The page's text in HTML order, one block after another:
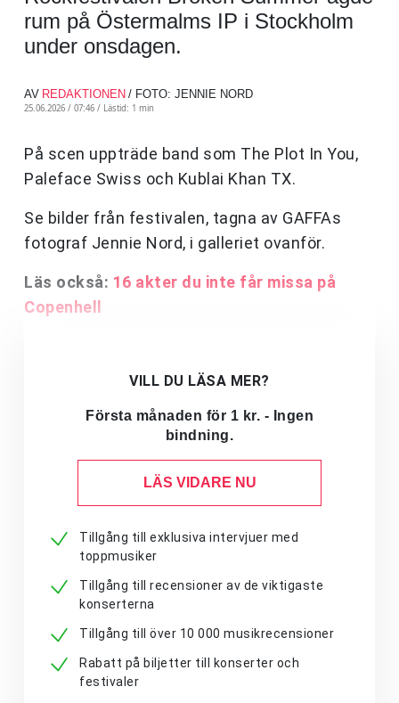
rum på Östermalms IP i Stockholm
under onsdagen.
AV REDAKTIONEN / FOTO: JENNIE NORD
25.06.2026 / 07:46 / Lästid: 1 min
På scen uppträde band som The Plot In You,
Paleface Swiss och Kublai Khan TX.
Se bilder från festivalen, tagna av GAFFAs
fotograf Jennie Nord, i galleriet ovanför.
Läs också: 16 akter du inte får missa på
Copenhell
VILL DU LÄSA MER?
Första månaden för 1 kr. - Ingen
bindning.
LÄS VIDARE NU
Tillgång till exklusiva intervjuer med
toppmusiker
Tillgång till recensioner av de viktigaste
konserterna
Tillgång till över 10 000 musikrecensioner
Rabatt på biljetter till konserter och
festivaler